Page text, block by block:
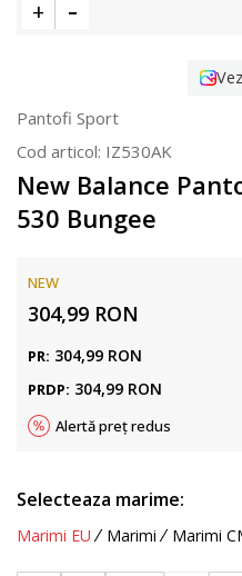
Pantofi Sport
Cod articol: IZ530AK
New Balance
530 Bungee
NEW
304,99 RON
PR: 304,99 RON
PRDP: 304,99 RON
Alertă preț redus
Selecteaza marime:
Marimi EU Marimi Marimi